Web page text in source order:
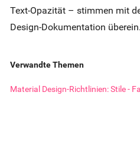
Text-Opazität – stimmen mit
Design-Dokumentation überein.
Verwandte Themen
Material Design-Richtlinien: Stile -